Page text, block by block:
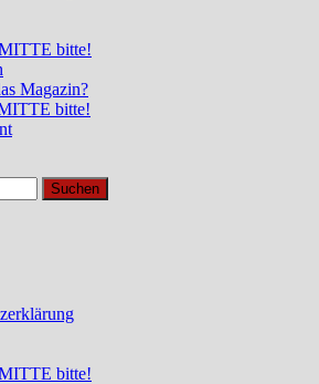
bitte!
Magazin?
bitte!
bitte!